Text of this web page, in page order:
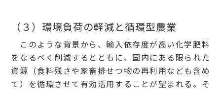
（３）環境負荷の軽減と循環型農業
このような背景から、輸入依存度が高い化学肥料
をなるべく削減するとともに、国内にある限られた
資源（食料残さや家畜排せつ物の再利用なども含め
て）を循環させて有効活用することが望まれる。そ